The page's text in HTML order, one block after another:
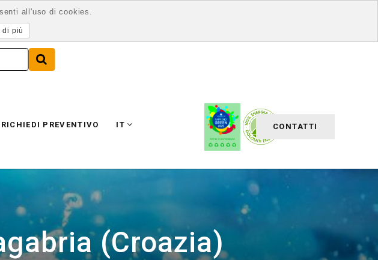
CONTATTI
RICHIEDI PREVENTIVO IT
(Croazia)
all'uso di cookies.
di più